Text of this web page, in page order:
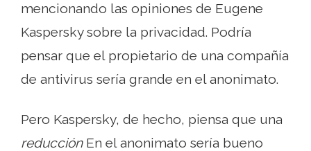
mencionando las opiniones de Eugene
Kaspersky sobre la privacidad. Podría
pensar que el propietario de una compañía
de antivirus sería grande en el anonimato.
Pero Kaspersky, de hecho, piensa que una
reducciónEn el anonimato sería bueno